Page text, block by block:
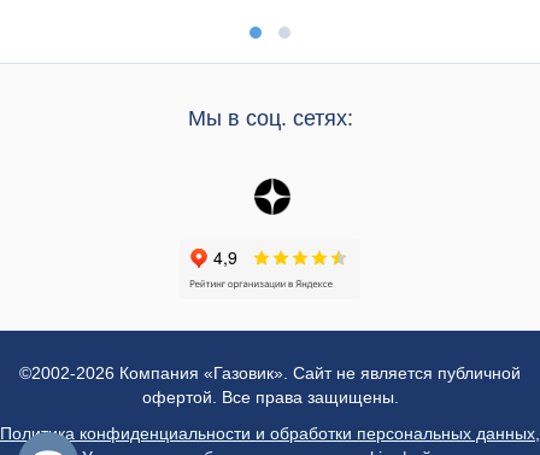
Мы в соц. сетях:
©2002-2026 Компания «Газовик». Сайт не является публичной
офертой. Все права защищены.
Политика конфиденциальности и обработки персональных данных